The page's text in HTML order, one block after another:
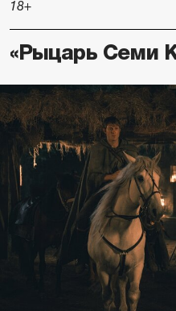
18+
«Рыцарь Семи